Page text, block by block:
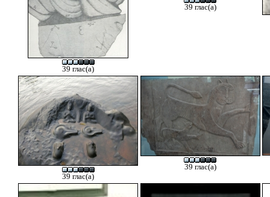
39 глас(а)
39 глас(а)
39 глас(а)
39 глас(а)